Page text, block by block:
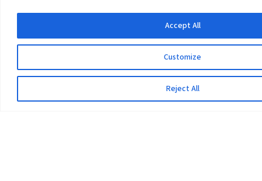
Customize
Reject All
Accept All
Pokhara Metropolitan City-30
Kaski, Nepal
Post Box: 427